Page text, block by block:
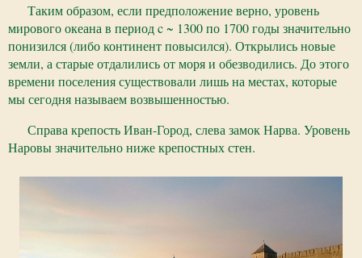
Таким образом, если предположение верно, уровень
мирового океана в период c ~ 1300 по 1700 годы значительно
понизился (либо континент повысился). Открылись новые
земли, а старые отдалились от моря и обезводились. До этого
времени поселения существовали лишь на местах, которые
мы сегодня называем возвышенностью.
Справа крепость Иван-Город, слева замок Нарва. Уровень
Наровы значительно ниже крепостных стен.